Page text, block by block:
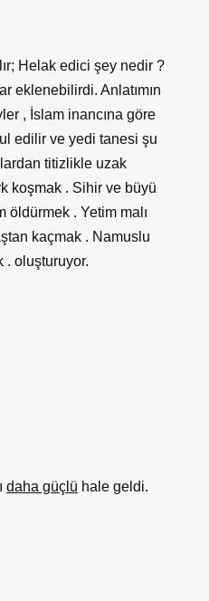
Helak edici şey nedir ?
eklenebilirdi. Anlatımın
, İslam inancına göre
edilir ve yedi tanesi şu
titizlikle uzak
koşmak . Sihir ve büyü
öldürmek . Yetim malı
kaçmak . Namuslu
. oluşturuyor.
daha güçlü hale geldi.